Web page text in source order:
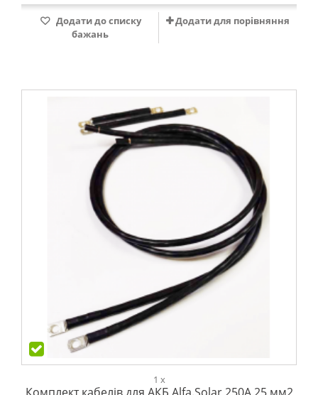
Додати до списку
бажань
Додати для порівняння
1 x